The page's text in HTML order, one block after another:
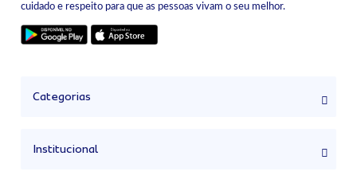
cuidado e respeito para que as pessoas vivam o seu melhor.
Categorias
Institucional